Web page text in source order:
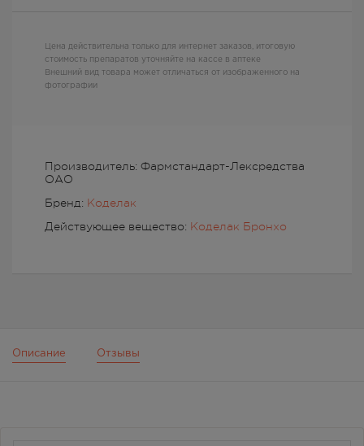
Производитель: Фармстандарт-Лексредства
ОАО
Бренд: Коделак
Действующее вещество: Коделак Бронхо
Цена действительна только для интернет заказов, итоговую
стоимость препаратов уточняйте на кассе в аптеке
Внешний вид товара может отличаться от изображенного на
фотографии
Описание Отзывы